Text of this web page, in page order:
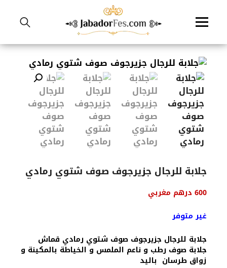
انتقل
المحتوى
جلابة للرجال جزيرجوف صوف شتوي رمادي
600 درهم مغربي
غير متوفر
جلابة للرجال جزيرجوف صوف شتوي رمادي قماش
جلابة صوف رطب و ناعم الملمس و الخياطة بالمكينة و
زواق طرسان باليد